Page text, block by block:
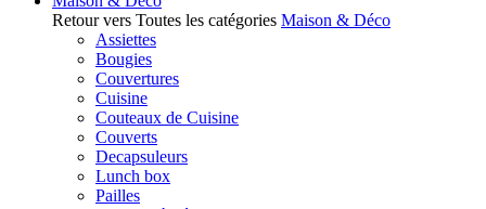
Retour vers Toutes les catégories Maison & Déco
Assiettes
Bougies
Couvertures
Cuisine
Couteaux de Cuisine
Couverts
Decapsuleurs
Lunch box
Pailles